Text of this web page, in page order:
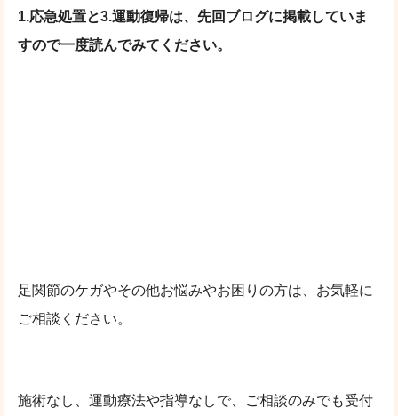
1.応急処置と3.運動復帰は、先回ブログに掲載していま
すので一度読んでみてください。
足関節のケガやその他お悩みやお困りの方は、お気軽に
ご相談ください。
施術なし、運動療法や指導なしで、ご相談のみでも受付